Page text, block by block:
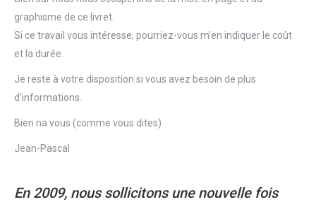
graphisme de ce livret.
Si ce travail vous intéresse, pourriez-vous m’en indiquer le coût
et la durée.
Je reste à votre disposition si vous avez besoin de plus
d’informations.
Bien na vous (comme vous dites)
Jean-Pascal
En 2009, nous sollicitons une nouvelle fois